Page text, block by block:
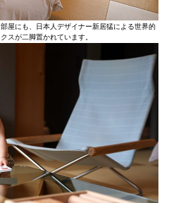
屋にも、日本人デザイナー新居猛による世界的
スが二脚置かれています。